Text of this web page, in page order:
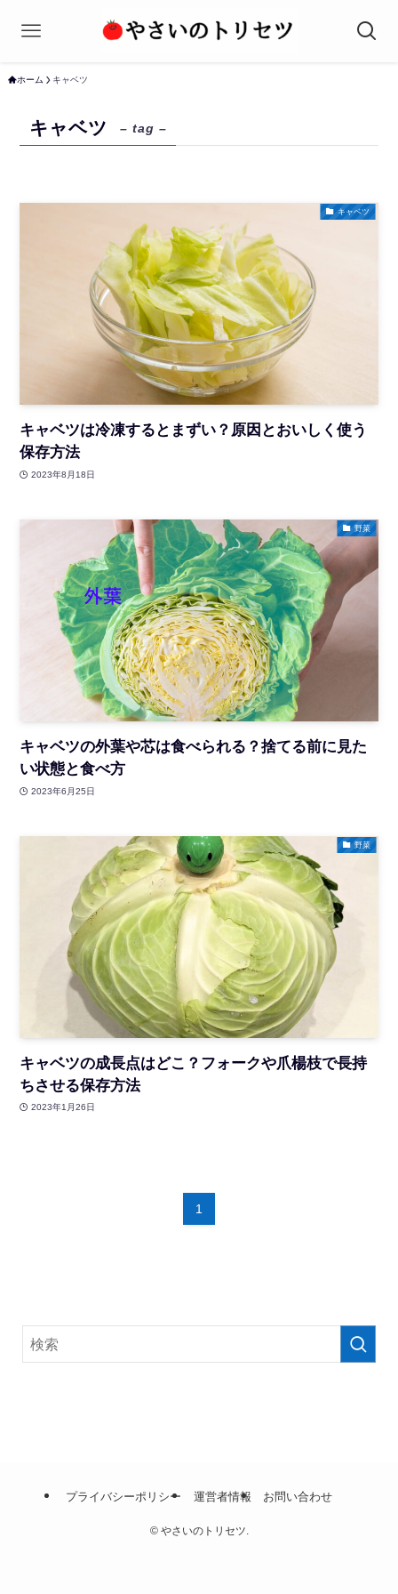
ホーム キャベツ
キャベツ – tag –
キャベツ
キャベツは冷凍するとまずい？原因とおいしく使う
保存方法
2023年8月18日
野菜
キャベツの外葉や芯は食べられる？捨てる前に見た
い状態と食べ方
2023年6月25日
野菜
キャベツの成長点はどこ？フォークや爪楊枝で長持
ちさせる保存方法
2023年1月26日
1
プライバシーポリシー 運営者情報 お問い合わせ
©やさいのトリセツ.